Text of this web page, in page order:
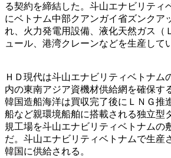
る契約を締結した。斗山エナビリティ
にベトナム中部クアンガイ省ズンクア
れ、火力発電用設備、液化天然ガス（
ュール、港湾クレーンなどを生産して
ＨＤ現代は斗山エナビリティベトナム
内の東南アジア資機材供給網を確保す
韓国造船海洋は買収完了後にＬＮＧ推
船など親環境船舶に搭載される独立型
規工場を斗山エナビリティベトナムの
だ。斗山エナビリティベトナムで生産
韓国に供給される。